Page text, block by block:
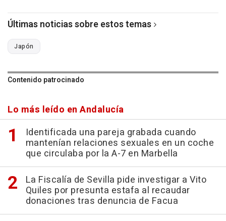
Últimas noticias sobre estos temas
Japón
Contenido patrocinado
Lo más leído en Andalucía
Identificada una pareja grabada cuando
mantenían relaciones sexuales en un coche
que circulaba por la A-7 en Marbella
La Fiscalía de Sevilla pide investigar a Vito
Quiles por presunta estafa al recaudar
donaciones tras denuncia de Facua